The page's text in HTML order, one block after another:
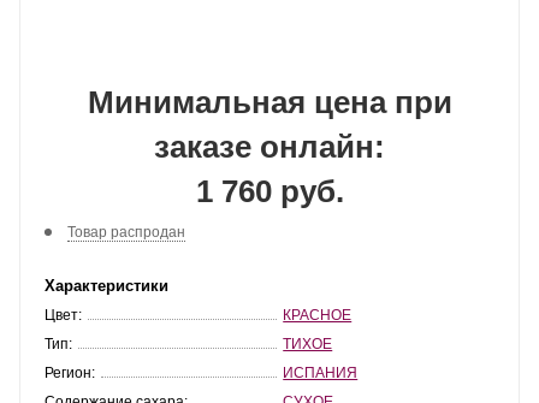
Минимальная цена при
заказе онлайн:
1 760 руб.
Товар распродан
Характеристики
Цвет:
КРАСНОЕ
Тип:
ТИХОЕ
Регион:
ИСПАНИЯ